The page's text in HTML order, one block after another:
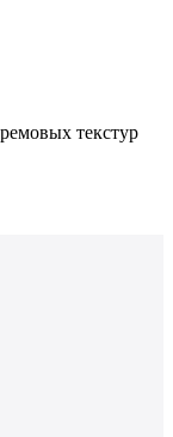
текстур